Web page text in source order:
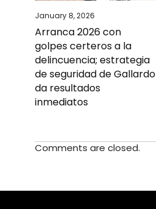
January 8, 2026
Arranca 2026 con
golpes certeros a la
delincuencia; estrategia
de seguridad de Gallardo
da resultados
inmediatos
Comments are closed.